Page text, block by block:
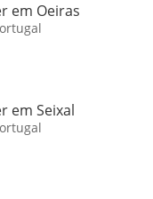
em Oeiras
em Seixal